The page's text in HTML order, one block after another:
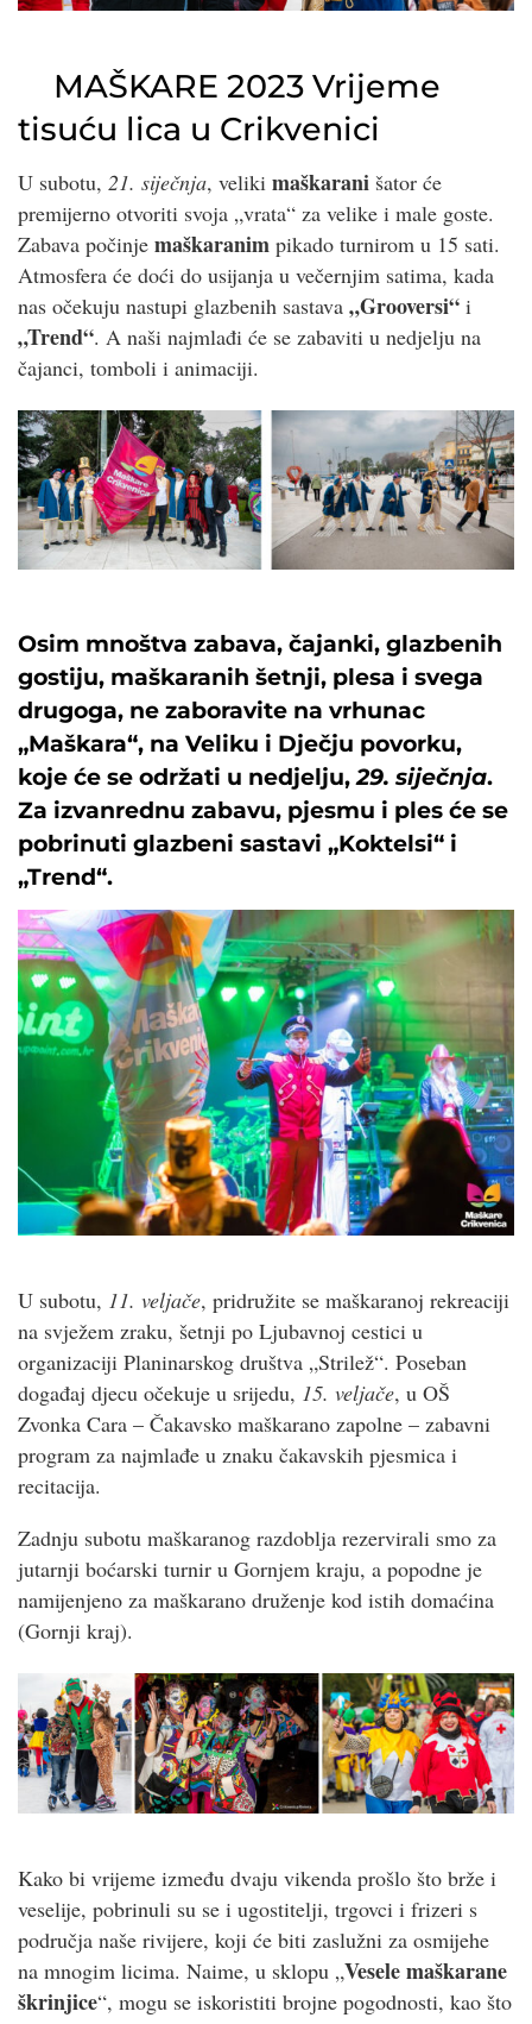
MAŠKARE 2023 Vrijeme
tisuću lica u Crikvenici
U subotu, 21. siječnja, veliki maškarani šator će
premijerno otvoriti svoja „vrata“ za velike i male goste.
Zabava počinje maškaranim pikado turnirom u 15 sati.
Atmosfera će doći do usijanja u večernjim satima, kada
nas očekuju nastupi glazbenih sastava „Grooversi“ i
„Trend“. A naši najmlađi će se zabaviti u nedjelju na
čajanci, tomboli i animaciji.
Osim mnoštva zabava, čajanki, glazbenih
gostiju, maškaranih šetnji, plesa i svega
drugoga, ne zaboravite na vrhunac
„Maškara“, na Veliku i Dječju povorku,
koje će se održati u nedjelju,29. siječnja.
Za izvanrednu zabavu, pjesmu i ples će se
pobrinuti glazbeni sastavi „Koktelsi“ i
„Trend“.
U subotu, 11. veljače, pridružite se maškaranoj rekreaciji
na svježem zraku, šetnji po Ljubavnoj cestici u
organizaciji Planinarskog društva „Strilež“. Poseban
događaj djecu očekuje u srijedu, 15. veljače, u OŠ
Zvonka Cara – Čakavsko maškarano zapolne – zabavni
program za najmlađe u znaku čakavskih pjesmica i
recitacija.
Zadnju subotu maškaranog razdoblja rezervirali smo za
jutarnji boćarski turnir u Gornjem kraju, a popodne je
namijenjeno za maškarano druženje kod istih domaćina
(Gornji kraj).
Kako bi vrijeme između dvaju vikenda prošlo što brže i
veselije, pobrinuli su se i ugostitelji, trgovci i frizeri s
područja naše rivijere, koji će biti zaslužni za osmijehe
na mnogim licima. Naime, u sklopu „Vesele maškarane
škrinjice“, mogu se iskoristiti brojne pogodnosti, kao što